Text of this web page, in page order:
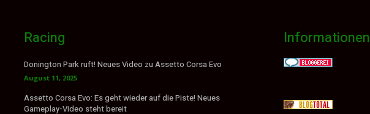
Racing
Donington Park ruft! Neues Video zu Assetto Corsa Evo
August 11, 2025
Assetto Corsa Evo: Es geht wieder auf die Piste! Neues
Gameplay-Video steht bereit
Informationen